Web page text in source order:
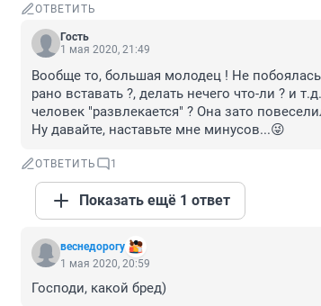
ОТВЕТИТЬ
Гость
1 мая 2020, 21:49
Вообще то, большая молодец ! Не
рано вставать ?, делать нечего что-ли ? и
человек "развлекается" ? Она зато
Ну давайте, наставьте мне минусов...😜
ОТВЕТИТЬ 1
Показать ещё 1 ответ
веснедорогу
1 мая 2020, 20:59
Господи, какой бред)